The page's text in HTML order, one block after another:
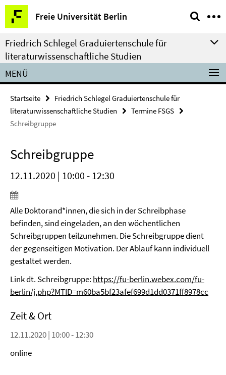
Springe
direkt
zu
Inhalt
Freie Universität Berlin
Service-
Navigation
Friedrich Schlegel Graduiertenschule für
literaturwissenschaftliche Studien
MENÜ
Startseite
Friedrich Schlegel Graduiertenschule für
literaturwissenschaftliche Studien
Termine FSGS
Schreibgruppe
Schreibgruppe
12.11.2020 | 10:00 - 12:30
Alle Doktorand*innen, die sich in der Schreibphase
befinden, sind eingeladen, an den wöchentlichen
Schreibgruppen teilzunehmen. Die Schreibgruppe dient
der gegenseitigen Motivation. Der Ablauf kann individuell
gestaltet werden.
Link dt. Schreibgruppe: https://fu-berlin.webex.com/fu-
berlin/j.php?MTID=m60ba5bf23afef699d1dd0371ff8978cc
Zeit & Ort
12.11.2020 | 10:00 - 12:30
online